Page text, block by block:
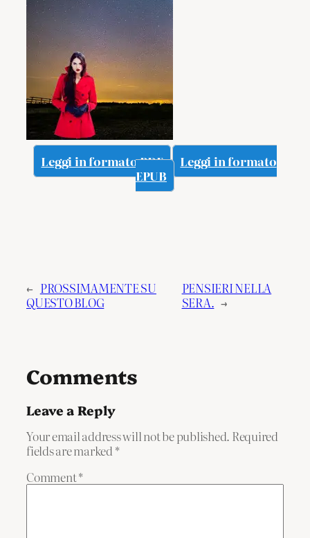
Leggi in formato PDF
Leggi in formato
EPUB
← PROSSIMAMENTE SU
QUESTO BLOG
PENSIERI NELLA
SERA. →
Comments
Leave a Reply
Your email address will not be published. Required
fields are marked*
Comment*